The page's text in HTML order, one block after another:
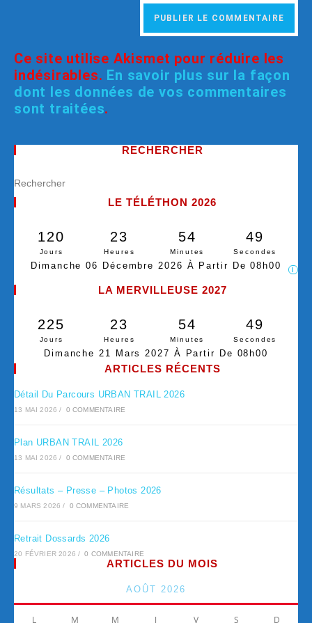
Ce site utilise Akismet pour réduire les
indésirables. En savoir plus sur la façon
dont les données de vos commentaires
sont traitées.
RECHERCHER
LE TÉLÉTHON 2026
120
Jours
23
Heures
54
Minutes
49
Secondes
Dimanche 06 Décembre 2026 À Partir De 08h00
LA MERVILLEUSE 2027
225
Jours
23
Heures
54
Minutes
49
Secondes
Dimanche 21 Mars 2027 À Partir De 08h00
ARTICLES RÉCENTS
Détail Du Parcours URBAN TRAIL 2026
13 MAI 2026 / 0 COMMENTAIRE
Plan URBAN TRAIL 2026
13 MAI 2026 / 0 COMMENTAIRE
Résultats – Presse – Photos 2026
9 MARS 2026 / 0 COMMENTAIRE
Retrait Dossards 2026
20 FÉVRIER 2026 / 0 COMMENTAIRE
ARTICLES DU MOIS
AOÛT 2026
L M M J V S D